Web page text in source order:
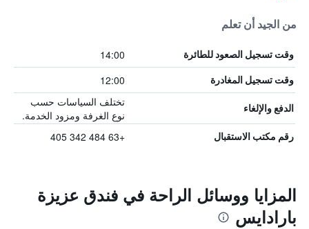
من الجيد أن تعلم
وقت تسجيل الصعود للطائرة 14:00
وقت تسجيل المغادرة 12:00
الدفع والإلغاء
تختلف السياسات حسب
نوع الغرفة ومزود الخدمة.
رقم مكتب الاستقبال +63 484 342 405
المزايا ووسائل الراحة في فندق عزيزة
بارادايس